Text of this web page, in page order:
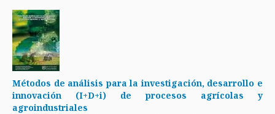
Métodos de análisis para la investigación, desarrollo e
innovación (I+D+i) de procesos agrícolas y
agroindustriales